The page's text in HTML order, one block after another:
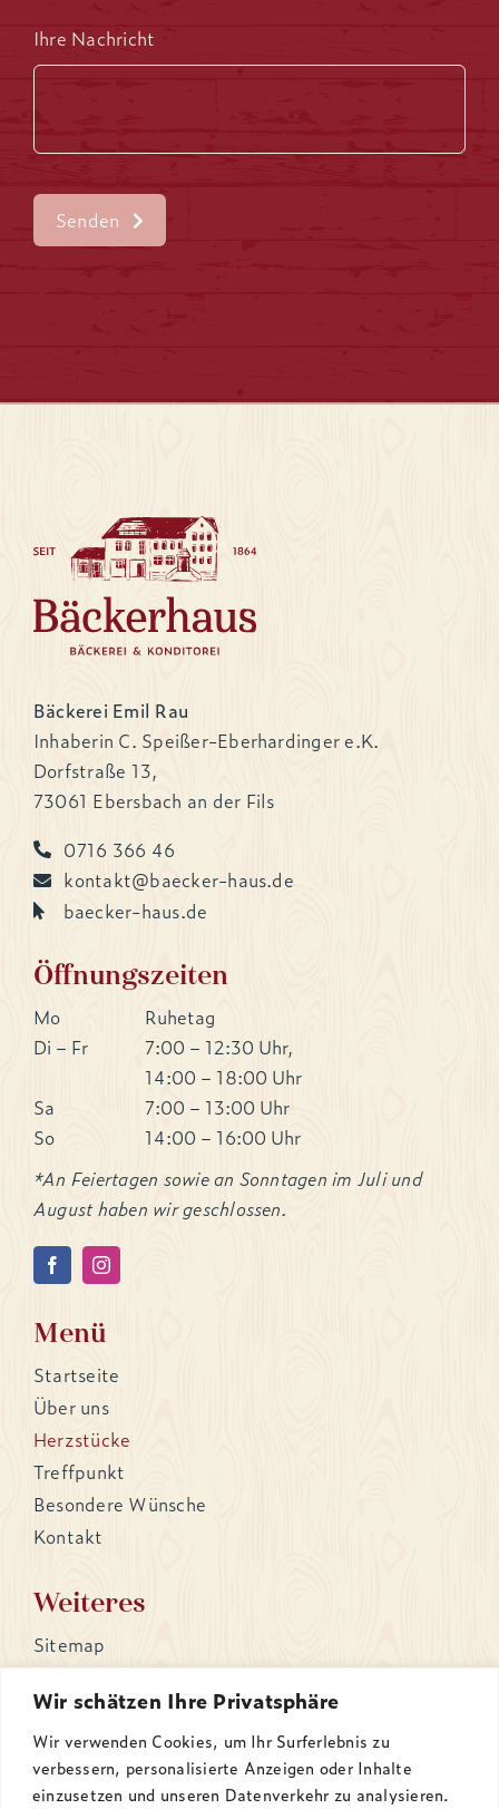
Wir schätzen Ihre Privatsphäre
Wir verwenden Cookies, um Ihr Surferlebnis zu
verbessern, personalisierte Anzeigen oder Inhalte
einzusetzen und unseren Datenverkehr zu analysieren.
Ihre Nachricht
Senden
Bäckerei Emil Rau
Inhaberin C. Speißer-Eberhardinger e.K.
Dorfstraße 13,
73061 Ebersbach an der Fils
0716 366 46
kontakt@baecker-haus.de
baecker-haus.de
Menü
Startseite
Über uns
Herzstücke
Treffpunkt
Besondere Wünsche
Kontakt
Weiteres
Sitemap
Barrierefreiheit
Impressum
Öffnungszeiten
Mo
Ruhetag
Di – Fr
7:00 – 12:30 Uhr,
14:00 – 18:00 Uhr
Sa
7:00 – 13:00 Uhr
So
14:00 – 16:00 Uhr
*An Feiertagen sowie an Sonntagen im Juli und
August haben wir geschlossen.